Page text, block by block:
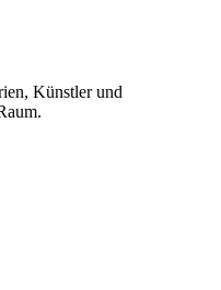
Künstler und